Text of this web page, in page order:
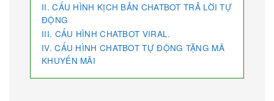
II. CẤU HÌNH KỊCH BẢN CHATBOT TRẢ LỜI TỰ
ĐỘNG
III. CẤU HÌNH CHATBOT VIRAL.
IV. CẤU HÌNH CHATBOT TỰ ĐỘNG TẶNG MÃ
KHUYẾN MÃI